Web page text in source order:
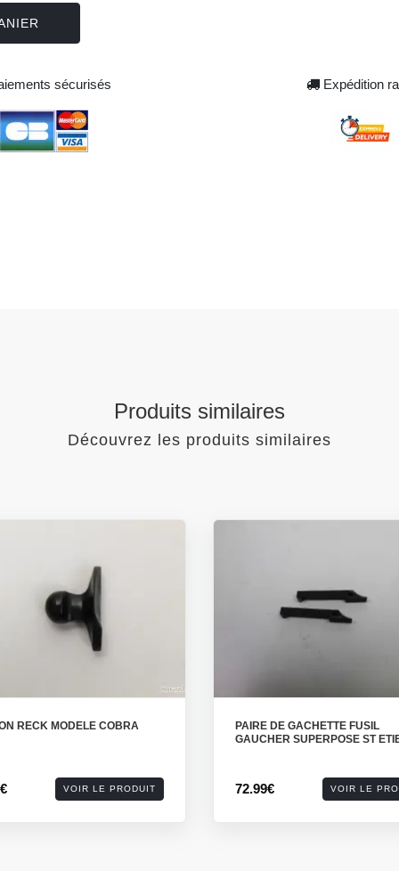
sécurisés Expédition
Produits similaires
Découvrez les produits similaires
RECK MODELE COBRA
VOIR LE PRODUIT
PAIRE DE GACHETTE FUSIL
GAUCHER SUPERPOSE ST
72.99€ VOIR LE